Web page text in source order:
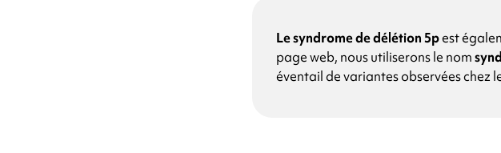
Symptômes
Quelles sont les causes du syndrome de
Le syndrome de délétion 5pest
page web, nous utiliserons le nom
éventail de variantes observées chez